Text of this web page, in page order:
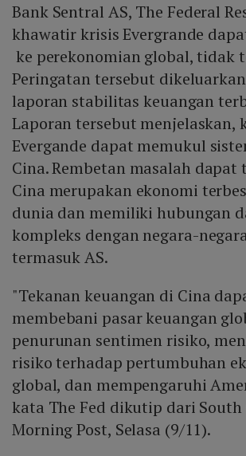
Bank Sentral AS, The Federal
khawatir krisis Evergrande
ke perekonomian global, tidak
Peringatan tersebut
laporan stabilitas keuangan
Laporan tersebut menjelaskan,
Evergande dapat memukul
Cina. Rembetan masalah
Cina merupakan ekonomi
dunia dan memiliki hubungan
kompleks dengan negara-
termasuk AS.
"Tekanan keuangan di Cina
membebani pasar keuangan
penurunan sentimen risiko,
risiko terhadap pertumbuhan
global, dan mempengaruhi
kata The Fed dikutip dari South
Morning Post, Selasa (9/11).